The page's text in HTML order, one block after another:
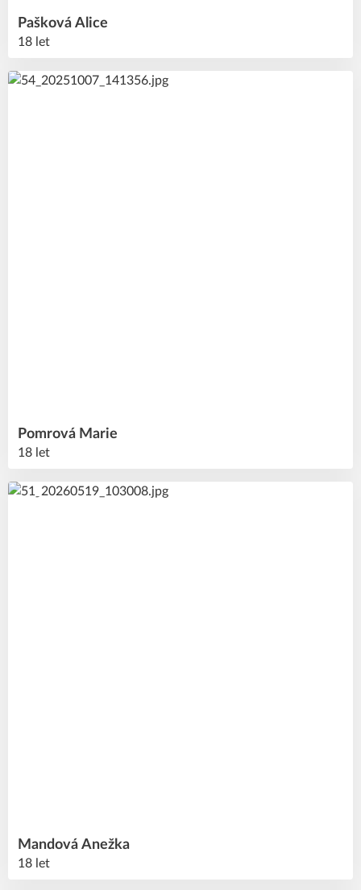
Alice
Pašková
18 let
Marie
Pomrová
18 let
16
Anežka
Mandová
18 let
22